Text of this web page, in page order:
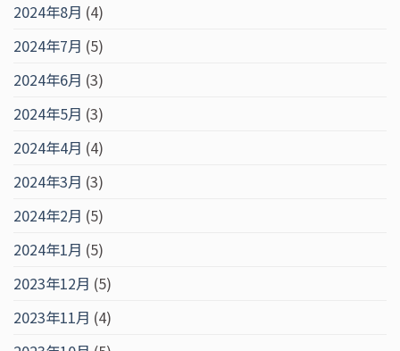
2024年8月 (4)
2024年7月 (5)
2024年6月 (3)
2024年5月 (3)
2024年4月 (4)
2024年3月 (3)
2024年2月 (5)
2024年1月 (5)
2023年12月 (5)
2023年11月 (4)